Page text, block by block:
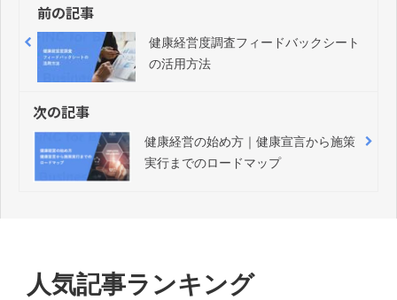
前の記事
健康経営度調査フィードバックシート
の活用方法
次の記事
健康経営の始め方｜健康宣言から施策
実行までのロードマップ
人気記事ランキング